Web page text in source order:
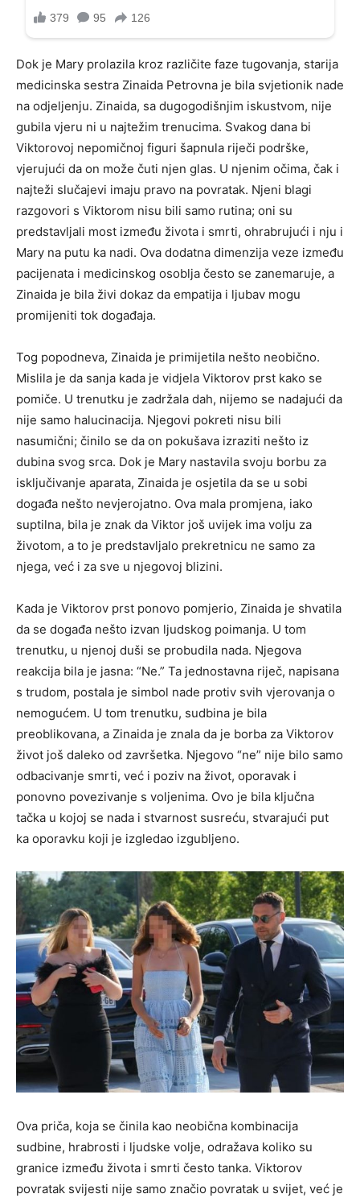
Dok je Mary prolazila kroz različite faze tugovanja, starija
medicinska sestra Zinaida Petrovna je bila svjetionik nade
na odjeljenju. Zinaida, sa dugogodišnjim iskustvom, nije
gubila vjeru ni u najtežim trenucima. Svakog dana bi
Viktorovoj nepomičnoj figuri šapnula riječi podrške,
vjerujući da on može čuti njen glas. U njenim očima, čak i
najteži slučajevi imaju pravo na povratak. Njeni blagi
razgovori s Viktorom nisu bili samo rutina; oni su
predstavljali most između života i smrti, ohrabrujući i nju i
Mary na putu ka nadi. Ova dodatna dimenzija veze između
pacijenata i medicinskog osoblja često se zanemaruje, a
Zinaida je bila živi dokaz da empatija i ljubav mogu
promijeniti tok događaja.
Tog popodneva, Zinaida je primijetila nešto neobično.
Mislila je da sanja kada je vidjela Viktorov prst kako se
pomiče. U trenutku je zadržala dah, nijemo se nadajući da
nije samo halucinacija. Njegovi pokreti nisu bili
nasumični; činilo se da on pokušava izraziti nešto iz
dubina svog srca. Dok je Mary nastavila svoju borbu za
isključivanje aparata, Zinaida je osjetila da se u sobi
događa nešto nevjerojatno. Ova mala promjena, iako
suptilna, bila je znak da Viktor još uvijek ima volju za
životom, a to je predstavljalo prekretnicu ne samo za
njega, već i za sve u njegovoj blizini.
Kada je Viktorov prst ponovo pomjerio, Zinaida je shvatila
da se događa nešto izvan ljudskog poimanja. U tom
trenutku, u njenoj duši se probudila nada. Njegova
reakcija bila je jasna: “Ne.” Ta jednostavna riječ, napisana
s trudom, postala je simbol nade protiv svih vjerovanja o
nemogućem. U tom trenutku, sudbina je bila
preoblikovana, a Zinaida je znala da je borba za Viktorov
život još daleko od završetka. Njegovo “ne” nije bilo samo
odbacivanje smrti, već i poziv na život, oporavak i
ponovno povezivanje s voljenima. Ovo je bila ključna
tačka u kojoj se nada i stvarnost susreću, stvarajući put
ka oporavku koji je izgledao izgubljeno.
Ova priča, koja se činila kao neobična kombinacija
sudbine, hrabrosti i ljudske volje, odražava koliko su
granice između života i smrti često tanka. Viktorov
povratak svijesti nije samo značio povratak u svijet, već je